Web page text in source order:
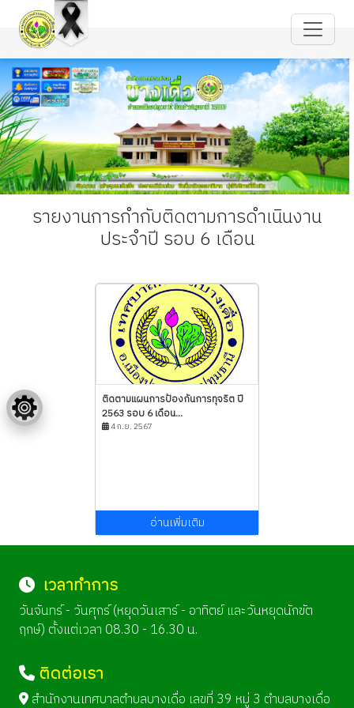
รายงานการกำกับติดตามการดำเนินงาน
ประจำปี รอบ 6 เดือน
ติดตามแผนการป้องกันการทุจริต ปี
2563 รอบ 6 เดือน...
4 ก.ย. 2567
อ่านเพิ่มเติม
เวลาทำการ
วันจันทร์ - วันศุกร์ (หยุดวันเสาร์ - อาทิตย์ และวันหยุดนักขัต
ฤกษ์) ตั้งแต่เวลา 08.30 - 16.30 น.
ติดต่อเรา
สำนักงานเทศบาลตำบลบางเดื่อ เลขที่ 39 หมู่ 3 ตำบลบางเดื่อ